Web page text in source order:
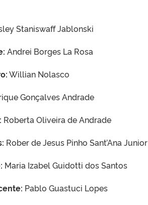
Staniswaff Jablonski
Andrei Borges La Rosa
Willian Nolasco
Gonçalves Andrade
Roberta Oliveira de Andrade
Rober de Jesus Pinho Sant’Ana Junior
Maria Izabel Guidotti dos Santos
Pablo Guastuci Lopes